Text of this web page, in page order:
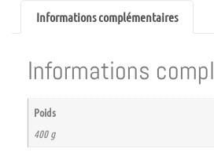
Informations complémentaires
Informations
Poids
400 g